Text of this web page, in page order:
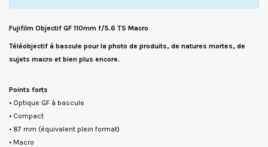
Fujifilm Objectif GF 110mm f/5.6 TS Macro
Téléobjectif à bascule pour la photo de produits, de natures mortes, de
sujets macro et bien plus encore.
Points forts
• Optique GF à bascule
• Compact
• 87 mm (équivalent plein format)
• Macro